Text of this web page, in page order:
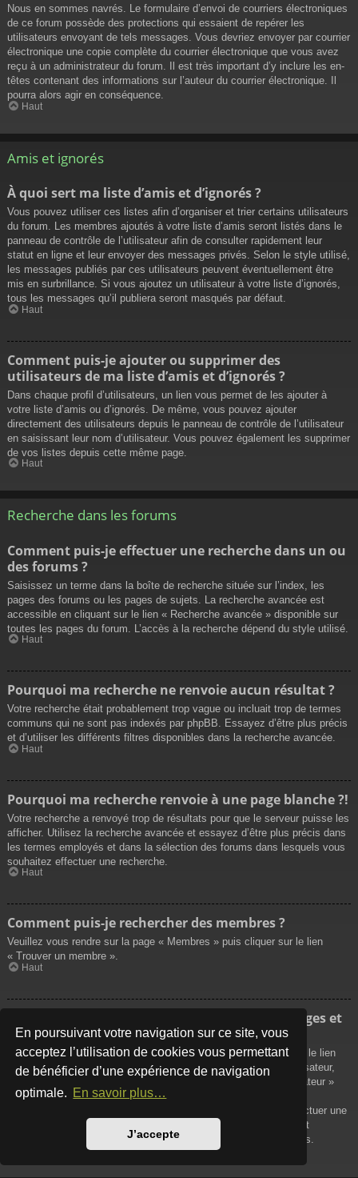
En poursuivant votre navigation sur ce site, vous
acceptez l’utilisation de cookies vous permettant
de bénéficier d’une expérience de navigation
optimale. En savoir plus…
J’accepte
Nous en sommes navrés. Le formulaire d’envoi de courriers électroniques
de ce forum possède des protections qui essaient de repérer les
utilisateurs envoyant de tels messages. Vous devriez envoyer par courrier
électronique une copie complète du courrier électronique que vous avez
reçu à un administrateur du forum. Il est très important d’y inclure les en-
têtes contenant des informations sur l’auteur du courrier électronique. Il
pourra alors agir en conséquence.
Haut
Amis et ignorés
À quoi sert ma liste d’amis et d’ignorés ?
Vous pouvez utiliser ces listes afin d’organiser et trier certains utilisateurs
du forum. Les membres ajoutés à votre liste d’amis seront listés dans le
panneau de contrôle de l’utilisateur afin de consulter rapidement leur
statut en ligne et leur envoyer des messages privés. Selon le style utilisé,
les messages publiés par ces utilisateurs peuvent éventuellement être
mis en surbrillance. Si vous ajoutez un utilisateur à votre liste d’ignorés,
tous les messages qu’il publiera seront masqués par défaut.
Haut
Comment puis-je ajouter ou supprimer des
utilisateurs de ma liste d’amis et d’ignorés ?
Dans chaque profil d’utilisateurs, un lien vous permet de les ajouter à
votre liste d’amis ou d’ignorés. De même, vous pouvez ajouter
directement des utilisateurs depuis le panneau de contrôle de l’utilisateur
en saisissant leur nom d’utilisateur. Vous pouvez également les supprimer
de vos listes depuis cette même page.
Haut
Recherche dans les forums
Comment puis-je effectuer une recherche dans un ou
des forums ?
Saisissez un terme dans la boîte de recherche située sur l’index, les
pages des forums ou les pages de sujets. La recherche avancée est
accessible en cliquant sur le lien « Recherche avancée » disponible sur
toutes les pages du forum. L’accès à la recherche dépend du style utilisé.
Haut
Pourquoi ma recherche ne renvoie aucun résultat ?
Votre recherche était probablement trop vague ou incluait trop de termes
communs qui ne sont pas indexés par phpBB. Essayez d’être plus précis
et d’utiliser les différents filtres disponibles dans la recherche avancée.
Haut
Pourquoi ma recherche renvoie à une page blanche ?!
Votre recherche a renvoyé trop de résultats pour que le serveur puisse les
afficher. Utilisez la recherche avancée et essayez d’être plus précis dans
les termes employés et dans la sélection des forums dans lesquels vous
souhaitez effectuer une recherche.
Haut
Comment puis-je rechercher des membres ?
Veuillez vous rendre sur la page « Membres » puis cliquer sur le lien
« Trouver un membre ».
Haut
Comment puis-je retrouver mes propres messages et
sujets ?
Vos propres messages peuvent être affichés soit en cliquant sur le lien
« Afficher vos messages » dans le panneau de contrôle de l’utilisateur,
soit en cliquant sur le lien « Rechercher les messages de l’utilisateur »
sur la page de votre propre profil ou soit en cliquant sur le menu
« Raccourcis » situé sur la partie supérieure du forum. Pour effectuer une
recherche de vos propres sujets, utilisez la recherche avancée et
remplissez convenablement les options qui vous sont disponibles.